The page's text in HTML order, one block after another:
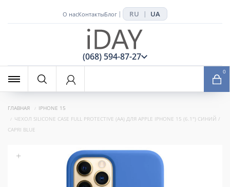
О насКонтактыБлог | RU | UA
(068) 594-87-27
0
ГЛАВНАЯ
IPHONE 15
ЧЕХОЛ SILICONE CASE FULL PROTECTIVE (AA) ДЛЯ APPLE IPHONE 15 (6.1") СИНИЙ /
CAPRI BLUE
+